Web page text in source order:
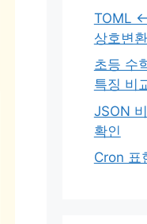
TOML
상호변환
초등 수
특징 비
JSON
확인
Cron 표